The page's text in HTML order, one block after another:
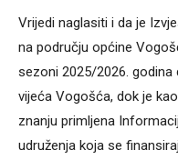
Vrijedi naglasiti i da je
na području općine
sezoni 2025/2026. godina
vijeća Vogošća, dok je
znanju primljena
udruženja koja se